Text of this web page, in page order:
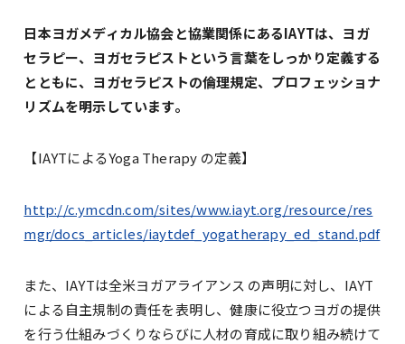
日本ヨガメディカル協会と協業関係にあるIAYTは、ヨガ
セラピー、ヨガセラピストという言葉をしっかり定義する
とともに、ヨガセラピストの倫理規定、プロフェッショナ
リズムを明示しています。
【IAYTによるYoga Therapy の定義】
http://c.ymcdn.com/sites/www.iayt.org/resource/res
mgr/docs_articles/iaytdef_yogatherapy_ed_stand.pdf
また、IAYTは全米ヨガアライアンス の声明に対し、IAYT
による自主規制の責任を表明し、健康に役立つヨガの提供
を行う仕組みづくりならびに人材の育成に取り組み続けて